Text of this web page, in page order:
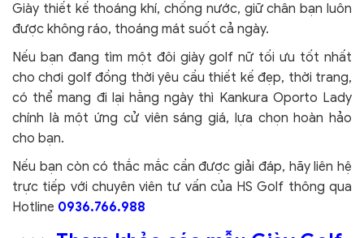
Giày thiết kế thoáng khí, chống nước, giữ chân bạn luôn
được không ráo, thoáng mát suốt cả ngày.
Nếu bạn đang tìm một đôi giày golf nữ tối ưu tốt nhất
cho chơi golf đồng thời yêu cầu thiết kế đẹp, thời trang,
có thể mang đi lại hằng ngày thì Kankura Oporto Lady
chính là một ứng cử viên sáng giá, lựa chọn hoàn hảo
cho bạn.
Nếu bạn còn có thắc mắc cần được giải đáp, hãy liên hệ
trực tiếp với chuyên viên tư vấn của HS Golf thông qua
Hotline 0936.766.988